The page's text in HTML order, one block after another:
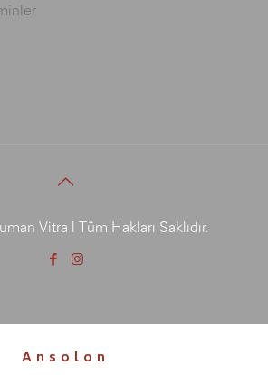
Vitra | Tüm Hakları Saklıdır.
Ansolon